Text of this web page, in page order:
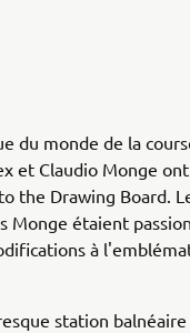
du monde de la
et Claudio Monge
the Drawing Board.
Monge étaient
à
station